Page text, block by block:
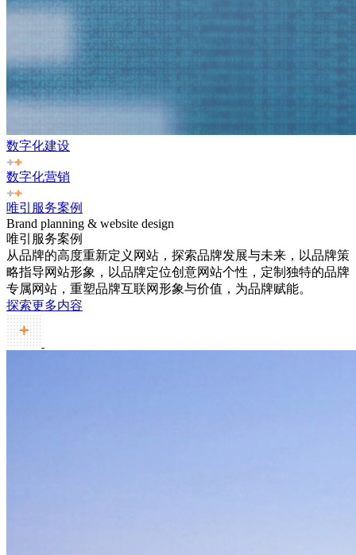
数字化建设
数字化营销
唯引服务案例
Brand planning & website design
唯引服务案例
从品牌的高度重新定义网站，探索品牌发展与未来，以品牌策
略指导网站形象，以品牌定位创意网站个性，定制独特的品牌
专属网站，重塑品牌互联网形象与价值，为品牌赋能。
探索更多内容